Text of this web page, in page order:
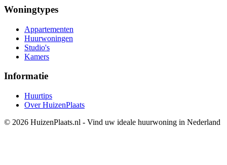
Woningtypes
Appartementen
Huurwoningen
Studio's
Kamers
Informatie
Huurtips
Over HuizenPlaats
© 2026 HuizenPlaats.nl - Vind uw ideale huurwoning in Nederland